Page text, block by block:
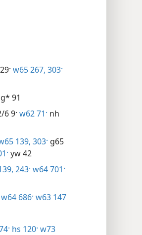
w65 267, 303·
91
6 9· w62 71· nh
139, 303· g65
yw 42
243· w64 701·
w64 686· w63 147
hs 120· w73